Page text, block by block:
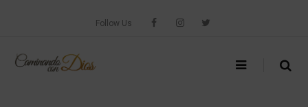
Follow Us